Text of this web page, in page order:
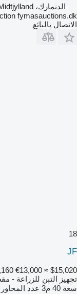
الدنمارك، Midtjylland
fymasauctions.dk
الاتصال بالبائع
18
JF
€13,000 ≈ $15,020
تجهيز التبن للزراعة -
سعة 40 م3 عدد المحاور